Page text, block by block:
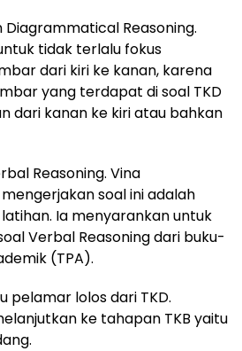
Diagrammatical Reasoning.
tidak terlalu fokus
dari kiri ke kanan, karena
yang terdapat di soal TKD
dari kanan ke kiri atau bahkan
Reasoning. Vina
soal ini adalah
Ia menyarankan untuk
Verbal Reasoning dari buku-
(TPA).
pelamar lolos dari TKD.
ke tahapan TKB yaitu